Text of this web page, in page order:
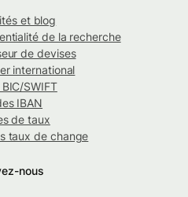
et blog
de la recherche
de devises
international
SWIFT
IBAN
de taux
taux de change
nous